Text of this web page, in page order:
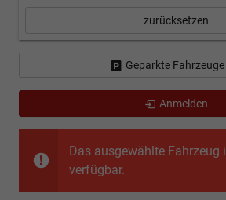
Das ausgewählte Fahrzeug
verfügbar.
zurücksetzen
Geparkte
Anmelden